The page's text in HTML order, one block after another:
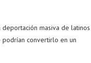
masiva de latinos
podrían convertirlo en un